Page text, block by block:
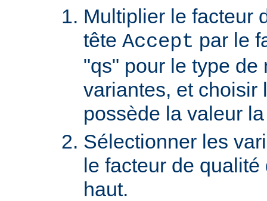
Multiplier le facteur
tête Accept par le
"qs" pour le type de
variantes, et choisir
possède la valeur
Sélectionner les
le facteur de
haut.